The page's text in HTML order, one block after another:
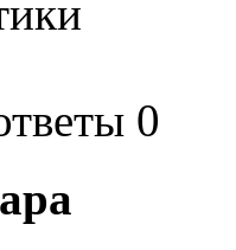
0